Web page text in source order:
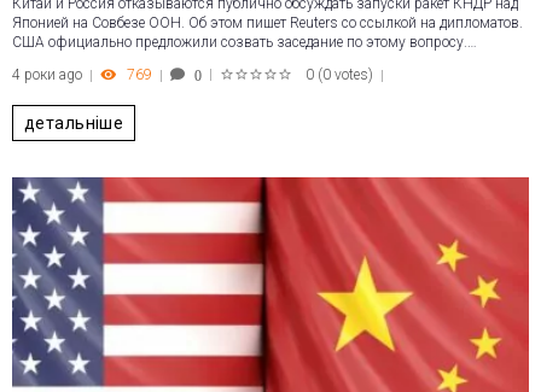
Китай и Россия отказываются публично обсуждать запуски ракет КНДР над
Японией на Совбезе ООН. Об этом пишет Reuters со ссылкой на дипломатов.
США официально предложили созвать заседание по этому вопросу.…
4 роки ago
769 0 0 (0 votes)
детальніше